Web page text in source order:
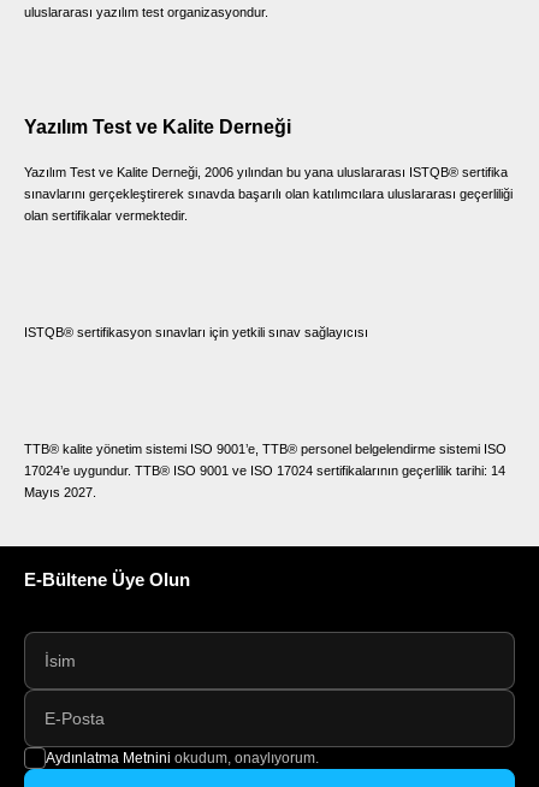
uluslararası yazılım test organizasyondur.
Yazılım Test ve Kalite Derneği
Yazılım Test ve Kalite Derneği, 2006 yılından bu yana uluslararası ISTQB® sertifika
sınavlarını gerçekleştirerek sınavda başarılı olan katılımcılara uluslararası geçerliliği
olan sertifikalar vermektedir.
ISTQB® sertifikasyon sınavları için yetkili sınav sağlayıcısı
TTB® kalite yönetim sistemi ISO 9001’e, TTB® personel belgelendirme sistemi ISO
17024’e uygundur. TTB® ISO 9001 ve ISO 17024 sertifikalarının geçerlilik tarihi: 14
Mayıs 2027.
E-Bültene Üye Olun
Aydınlatma Metnini okudum, onaylıyorum.